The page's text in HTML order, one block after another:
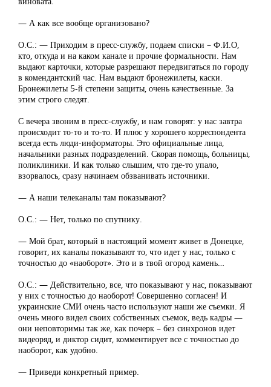
— А как все вообще организовано?
О.С.: — Приходим в пресс-службу, подаем списки – Ф.И.О,
кто, откуда и на каком канале и прочие формальности. Нам
выдают карточки, которые разрешают передвигаться по городу
в комендантский час. Нам выдают бронежилеты, каски.
Бронежилеты 5-й степени защиты, очень качественные. За
этим строго следят.
С вечера звоним в пресс-службу, и нам говорят: у нас завтра
происходит то-то и то-то. И плюс у хорошего корреспондента
всегда есть люди-информаторы. Это официальные лица,
начальники разных подразделений. Скорая помощь, больницы,
поликлиники. И как только слышим, что где-то упало,
взорвалось, сразу начинаем обзванивать источники.
— А наши телеканалы там показывают?
О.С.: — Нет, только по спутнику.
— Мой брат, который в настоящий момент живет в Донецке,
говорит, их каналы показывают то, что идет у нас, только с
точностью до «наоборот». Это и в твой огород камень…
О.С.: — Действительно, все, что показывают у нас, показывают
у них с точностью до наоборот! Совершенно согласен! И
украинские СМИ очень часто используют наши же съемки. Я
очень много видел своих собственных съемок, ведь кадры —
они неповторимы так же, как почерк – без синхронов идет
видеоряд, и диктор сидит, комментирует все с точностью до
наоборот, как удобно.
— Приведи конкретный пример.